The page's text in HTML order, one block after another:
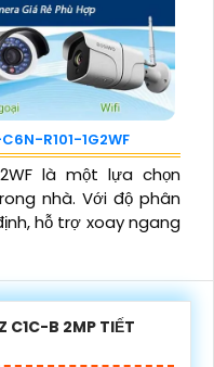
C6N-R101-1G2WF
là một lựa chọn
nhà. Với độ phân
hỗ trợ xoay ngang
C1C-B 2MP TIẾT